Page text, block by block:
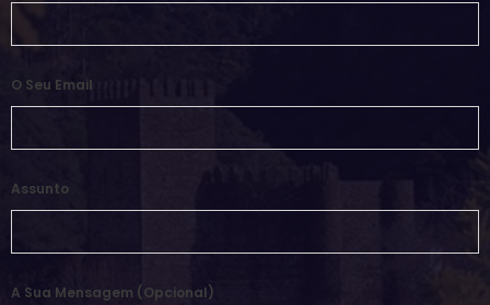
O Seu Email
Assunto
A Sua Mensagem (opcional)